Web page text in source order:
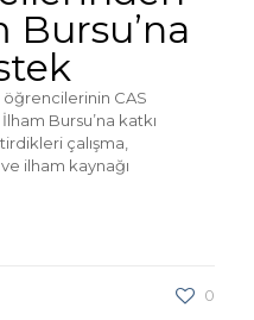
Bursu’na
öğrencilerinin CAS
Bursu’na katkı
çalışma,
ilham kaynağı
0